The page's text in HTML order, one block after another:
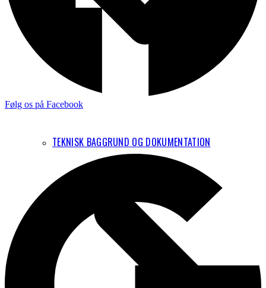
TEKNISK BAGGRUND OG DOKUMENTATION
Følg os på Facebook